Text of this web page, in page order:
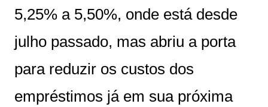
5,25% a 5,50%, onde está desde
julho passado, mas abriu a porta
para reduzir os custos dos
empréstimos já em sua próxima